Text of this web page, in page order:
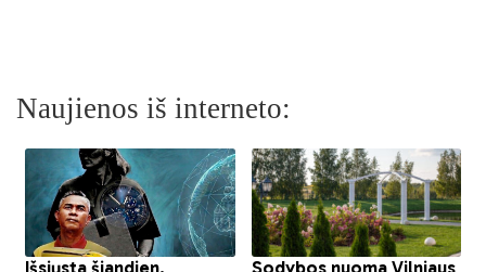
Naujienos iš interneto: